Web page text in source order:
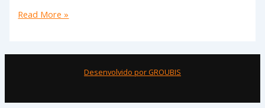
Read More »
Desenvolvido por GROUBIS